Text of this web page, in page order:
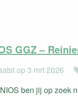
GGZ –
op 3 mrt 2026
ben jij op zoek